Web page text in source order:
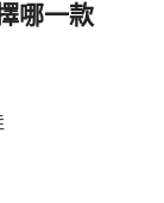
哪一款